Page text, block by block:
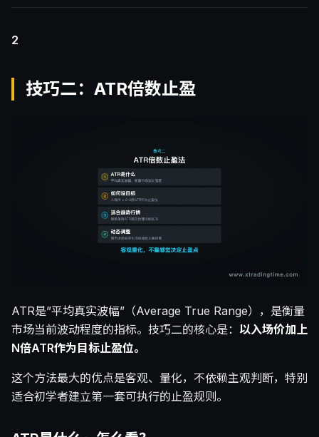
2
技巧二：ATR倍数止盈
ATR是”平均真实波幅”（Average True Range），是衡量
市场当前波动程度的指标。技巧二的核心是： 以入场价加上
N倍ATR作为目标止盈位。
这个方法最大的优点是客观、量化，不依赖主观判断，特别
适合初学者建立第一套可执行的止盈规则。